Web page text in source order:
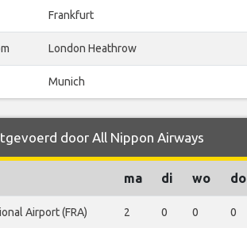
Frankfurt
London Heathrow
Munich
door All Nippon Airways
ma di wo do
Airport (FRA) 2 0 0 0